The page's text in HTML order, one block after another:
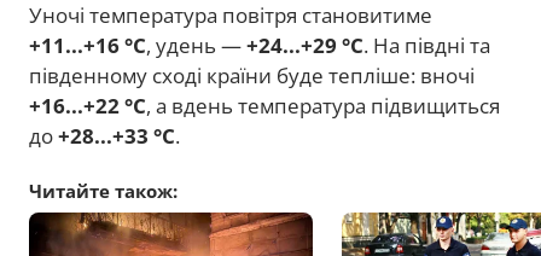
Уночі температура повітря становитиме
+11...+16 °C, удень —+24...+29 °C. На півдні та
південному сході країни буде тепліше: вночі
+16...+22 °C, а вдень температура підвищиться
до+28...+33 °C.
Читайте також: